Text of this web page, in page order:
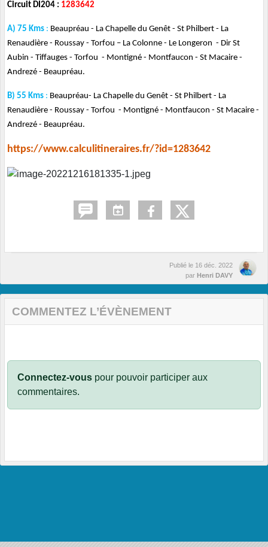
Circuit DI204 : 1283642
A) 75 Kms : Beaupréau - La Chapelle du Genêt - St Philbert - La
Renaudière - Roussay - Torfou – La Colonne - Le Longeron - Dir St
Aubin - Tiffauges - Torfou - Montigné - Montfaucon - St Macaire -
Andrezé - Beaupréau.
B) 55 Kms : Beaupréau- La Chapelle du Genêt - St Philbert - La
Renaudière - Roussay - Torfou - Montigné - Montfaucon - St Macaire -
Andrezé - Beaupréau.
https://www.calculitineraires.fr/?id=1283642
Publié le 16 déc. 2022
par Henri DAVY
COMMENTEZ L’ÉVÈNEMENT
Connectez-vous pour pouvoir participer aux
commentaires.